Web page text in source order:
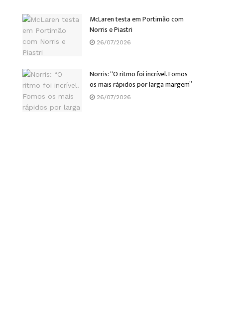
McLaren testa em Portimão com
Norris e Piastri
26/07/2026
Norris: “O ritmo foi incrível. Fomos
os mais rápidos por larga margem”
26/07/2026